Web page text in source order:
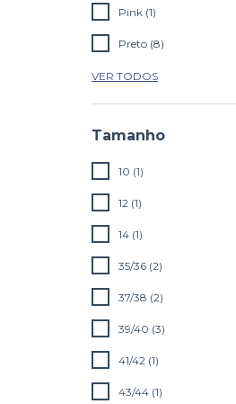
Pink (1)
Preto (8)
VER TODOS
Tamanho
10 (1)
12 (1)
14 (1)
35/36 (2)
37/38 (2)
39/40 (3)
41/42 (1)
43/44 (1)